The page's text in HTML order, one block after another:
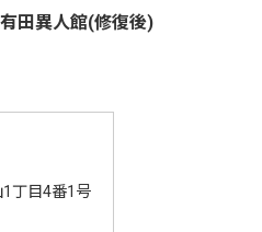
有田異人館(修復後)
丁目4番1号